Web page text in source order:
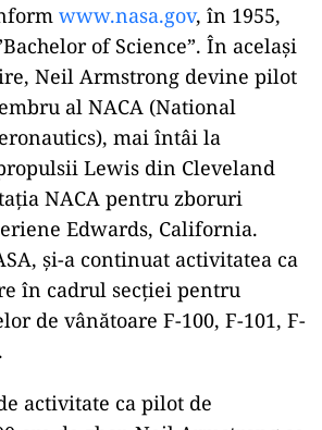
www.nasa.gov, în 1955,
of Science”. În acelaşi
Neil Armstrong devine pilot
al NACA (National
mai întâi la
Lewis din Cleveland
NACA pentru zboruri
Edwards, California.
şi-a continuat activitatea ca
în cadrul secţiei pentru
de vânătoare F-100, F-101, F-
activitate ca pilot de